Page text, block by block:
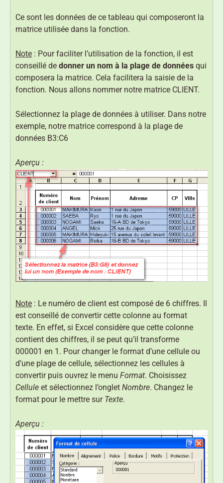
Ce sont les données de ce tableau qui composeront la
matrice utilisée dans la fonction.
Note : Pour faciliter l’utilisation de la fonction, il est
conseillé de donner un nom à la plage de données qui
composera la matrice. Cela facilitera la saisie de la
fonction. Nous allons nommer notre matrice CLIENT.
Sélectionnez la plage de données à utiliser. Dans notre
exemple, notre matrice correspond à la plage de
données B3:C6
Aperçu :
Note : Le numéro de client est composé de 6 chiffres. Il
est conseillé de convertir cette colonne au format
texte. En effet, si Excel considère que cette colonne
contient des chiffres, il se peut qu’il transforme
000001 en 1. Pour changer le format d’une cellule ou
d’une plage de cellule, sélectionnez les cellules à
convertir puis ouvrez le menu Format. Choisissez
Cellule et sélectionnez l’onglet Nombre. Changez le
format pour le mettre sur Texte.
Aperçu :